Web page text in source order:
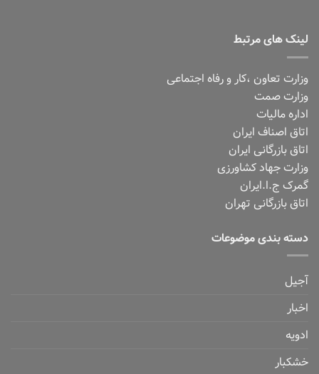
لینک های مرتبط
وزارت تعاون ،کار و رفاه اجتماعی
وزارت صمت
اداره مالیات
اتاق اصناف ایران
اتاق بازرگانی ایران
وزارت جهاد کشاورزی
گمرک ج.ا.ایران
اتاق بازرگانی تهران
دسته بندی موضوعات
آجیل
اخبار
ادویه
خشکبار